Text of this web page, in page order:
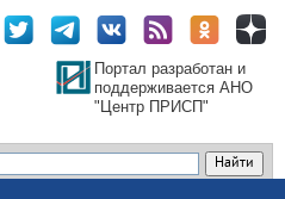
Портал разработан и
поддерживается АНО
"Центр ПРИСП"